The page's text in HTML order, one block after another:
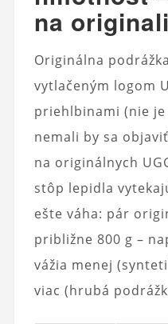
na
Originálna
vytlačeným logom
priehlbinami (nie
nemali by sa
na originálnych
stôp lepidla
ešte váha: pár
približne 800 g –
vážia menej
viac (hrubá